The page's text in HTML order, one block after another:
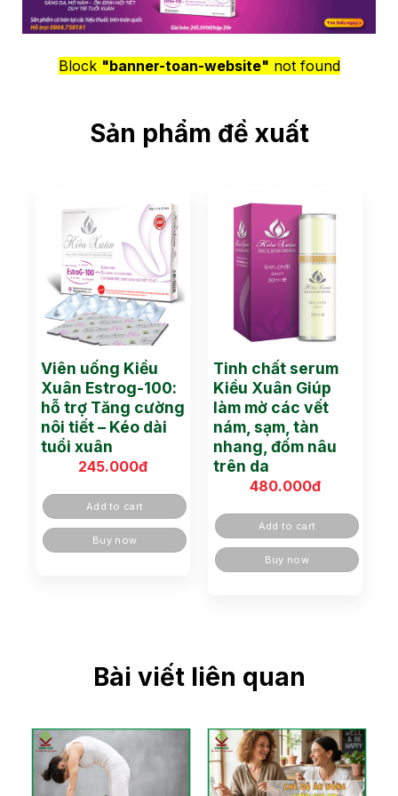
Block "banner-toan-website" not found
Sản phẩm đề xuất
Viên uống Kiều
Xuân Estrog-100:
hỗ trợ Tăng cường
nôi tiết – Kéo dài
tuổi xuân
245.000đ
Add to cart
Buy now
Tinh chất serum
Kiều Xuân Giúp
làm mờ các vết
nám, sạm, tàn
nhang, đốm nâu
trên da
480.000đ
Add to cart
Buy now
Bài viết liên quan